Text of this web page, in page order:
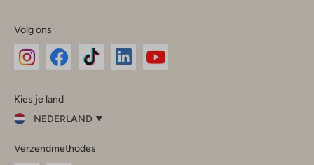
Volg ons
InstagramFacebook
Kies je land
NEDERLAND
je
Verzendmethodes